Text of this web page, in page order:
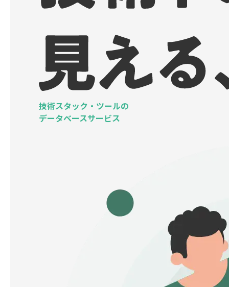
技術スタック・ツールの
データベースサービス